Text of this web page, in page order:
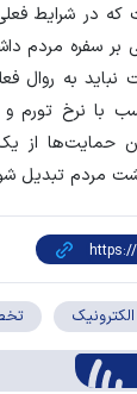
در شرایط
بر سفره مردم
به روال
با نرخ
حمایت‌ها از
مردم تبدیل